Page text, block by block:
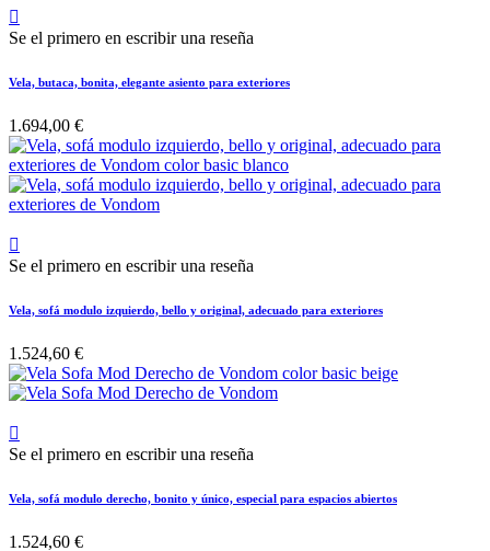

Se el primero en escribir una reseña
Vela, butaca, bonita, elegante asiento para exteriores
1.694,00 €

Se el primero en escribir una reseña
Vela, sofá modulo izquierdo, bello y original, adecuado para exteriores
1.524,60 €

Se el primero en escribir una reseña
Vela, sofá modulo derecho, bonito y único, especial para espacios abiertos
1.524,60 €